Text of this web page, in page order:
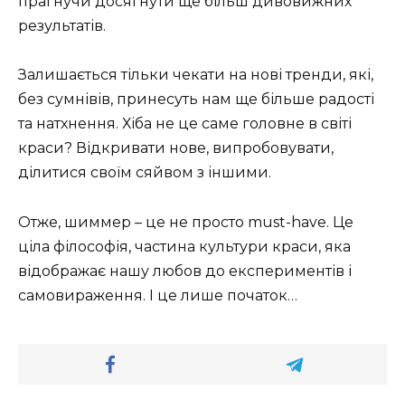
результатів.
Залишається тільки чекати на нові тренди, які,
без сумнівів, принесуть нам ще більше радості
та натхнення. Хіба не це саме головне в світі
краси? Відкривати нове, випробовувати,
ділитися своїм сяйвом з іншими.
Отже, шиммер – це не просто must-have. Це
ціла філософія, частина культури краси, яка
відображає нашу любов до експериментів і
самовираження. І це лише початок…